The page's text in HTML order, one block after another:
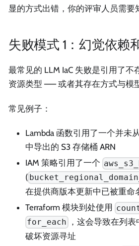
显的方式出错，你的评审人员需要
失败模式 1：幻觉依赖
最常见的 LLM IaC 失败是引用了不
资源类型 —— 或者其存在方式与模
常见例子：
Lambda 函数引用了一个并未
中导出的 S3 存储桶 ARN
IAM 策略引用了一个
(
在提供商版本更新中已被重命
Terraform 模块到处使用
for_each
，这会导致在列
破坏资源寻址